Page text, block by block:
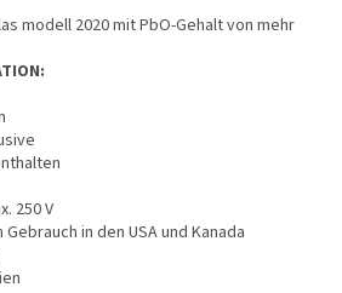
modell 2020 mit PbO-Gehalt von mehr
250 V
in den USA und Kanada